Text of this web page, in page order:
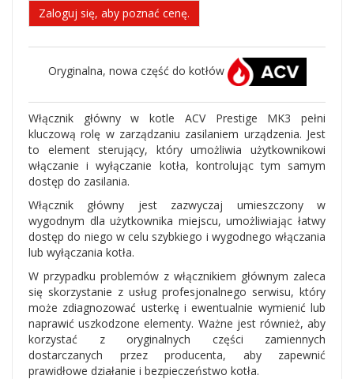
Zaloguj się, aby poznać cenę.
Oryginalna, nowa część do kotłów
Włącznik główny w kotle ACV Prestige MK3 pełni
kluczową rolę w zarządzaniu zasilaniem urządzenia. Jest
to element sterujący, który umożliwia użytkownikowi
włączanie i wyłączanie kotła, kontrolując tym samym
dostęp do zasilania.
Włącznik główny jest zazwyczaj umieszczony w
wygodnym dla użytkownika miejscu, umożliwiając łatwy
dostęp do niego w celu szybkiego i wygodnego włączania
lub wyłączania kotła.
W przypadku problemów z włącznikiem głównym zaleca
się skorzystanie z usług profesjonalnego serwisu, który
może zdiagnozować usterkę i ewentualnie wymienić lub
naprawić uszkodzone elementy. Ważne jest również, aby
korzystać z oryginalnych części zamiennych
dostarczanych przez producenta, aby zapewnić
prawidłowe działanie i bezpieczeństwo kotła.